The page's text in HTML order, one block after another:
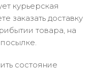
курьерская
заказать доставку
товара, на
состояние